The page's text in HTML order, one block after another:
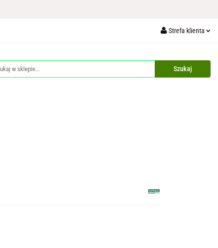
Strefa klienta
Zarejestruj się